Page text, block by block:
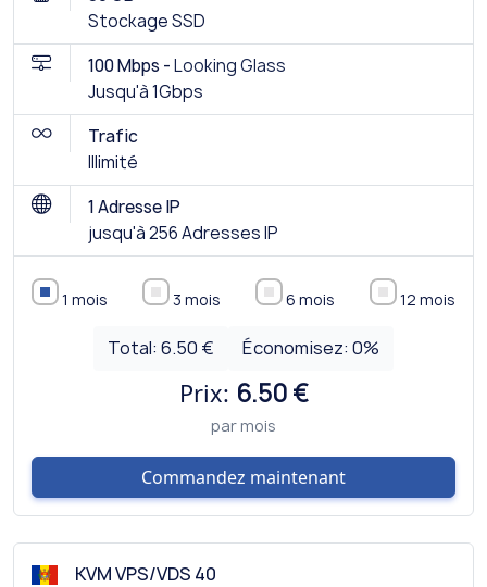
Stockage SSD
100 Mbps -Looking Glass
Jusqu'à 1Gbps
Trafic
Illimité
1 Adresse IP
jusqu'à 256 Adresses IP
1 mois 3 mois 6 mois 12 mois
Total:6.50 € Économisez: 0%
Prix: 6.50 €
par mois
Commandez maintenant
KVM VPS/VDS 40